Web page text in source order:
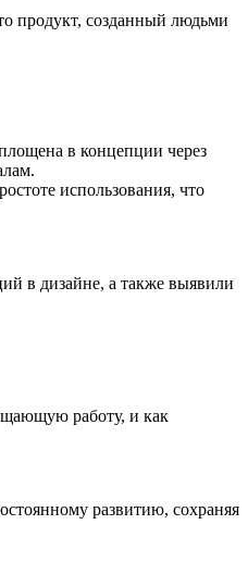
продукт, созданный людьми
в концепции через
использования, что
в дизайне, а также выявили
работу, и как
развитию, сохраняя